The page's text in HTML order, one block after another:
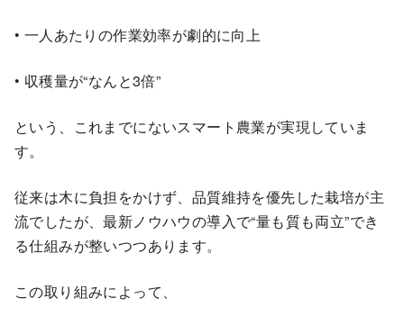
• 一人あたりの作業効率が劇的に向上
• 収穫量が“なんと3倍”
という、これまでにないスマート農業が実現していま
す。
従来は木に負担をかけず、品質維持を優先した栽培が主
流でしたが、最新ノウハウの導入で“量も質も両立”でき
る仕組みが整いつつあります。
この取り組みによって、